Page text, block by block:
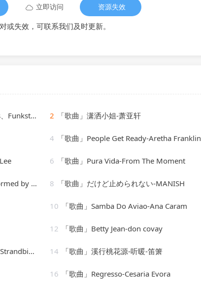
立即访问 资源失效
或失效，可联系我们及时更新。
de Luxe 2 「歌曲」潇洒小姐-萧亚轩
4 「歌曲」People Get Ready-Aretha Franklin
6 「歌曲」Pura Vida-From The Moment
Diamonds 8 「歌曲」だけど止められない-MANISH
10 「歌曲」Samba Do Aviao-Ana Caram
12 「歌曲」Betty Jean-don covay
Die Girls 14 「歌曲」溪行桃花源-听暖-笛箫
16 「歌曲」Regresso-Cesaria Evora